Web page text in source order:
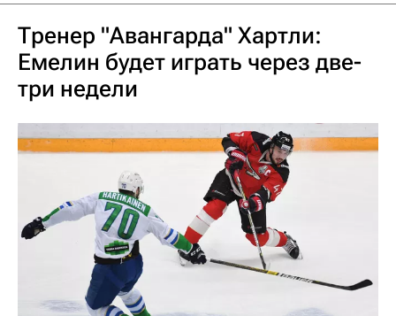
Тренер "Авангарда" Хартли:
Емелин будет играть через две-
три недели